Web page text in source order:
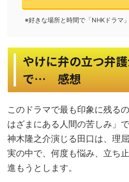
※好きな場所と時間で「NHKドラマ
やけに弁の立つ弁
で… 感想
このドラマで最も印象に残る
はざまにある人間の苦しみ」で
神木隆之介演じる田口は、理
実の中で、何度も悩み、立ち
進もうとします。